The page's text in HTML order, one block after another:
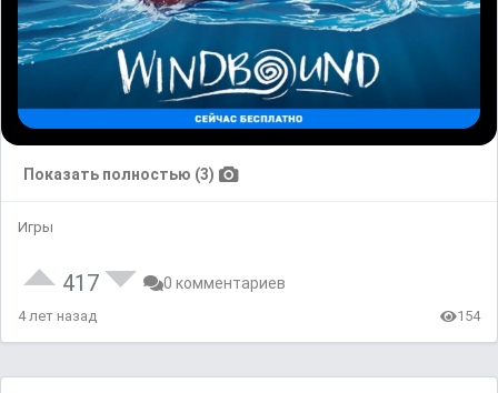
Показать полностью (3)
Игры
417 0 комментариев
4 лет назад 154